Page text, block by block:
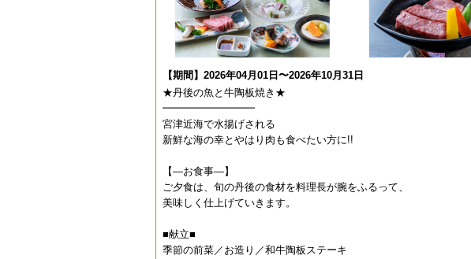
【期間】2026年04月01日〜2026年10月31日
★丹後の魚と牛陶板焼き★
━━━━━━━━━
宮津近海で水揚げされる
新鮮な海の幸とやはり肉も食べたい方に!!
【—お食事—】
ご夕食は、旬の丹後の食材を料理長が腕をふるって、
美味しく仕上げていきます。
■献立■
季節の前菜／お造り／和牛陶板ステーキ